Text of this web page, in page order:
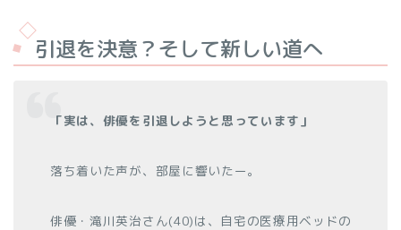
引退を決意？そして新しい道へ
「実は、俳優を引退しようと思っています」
落ち着いた声が、部屋に響いたー。
俳優・滝川英治さん(40)は、自宅の医療用ベッドの